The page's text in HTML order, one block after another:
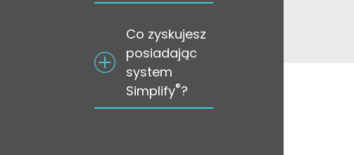
Co zyskujesz
posiadając
system
Simplify®?